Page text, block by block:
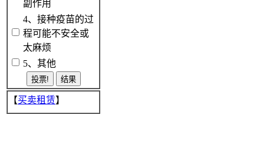
副作用
4、接种疫苗的过
程可能不安全或
太麻烦
5、其他
【买卖租赁】